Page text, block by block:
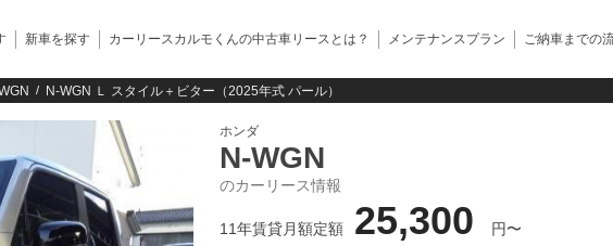
新車を探す カーリースカルモくんの中古車リースとは？ メンテナンスプラン ご納車までの
N-WGN Ｌ スタイル＋ビター（2025年式 パール）
ホンダ
N-WGN
のカーリース情報
11年賃貸月額定額 25,300 円〜